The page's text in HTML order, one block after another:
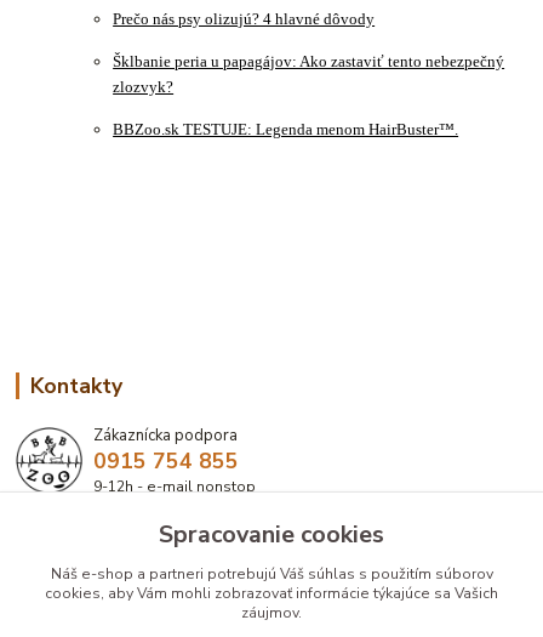
Prečo nás psy olizujú? 4 hlavné dôvody
Šklbanie peria u papagájov: Ako zastaviť tento nebezpečný
zlozvyk?
BBZoo.sk TESTUJE: Legenda menom HairBuster™.
Kontakty
Zákaznícka podpora
0915 754 855
9-12h - e-mail nonstop
eshop@bbzoo.skSpracovanie cookies
Náš e-shop a partneri potrebujú Váš súhlas s použitím súborov
cookies, aby Vám mohli zobrazovať informácie týkajúce sa Vašich
záujmov.